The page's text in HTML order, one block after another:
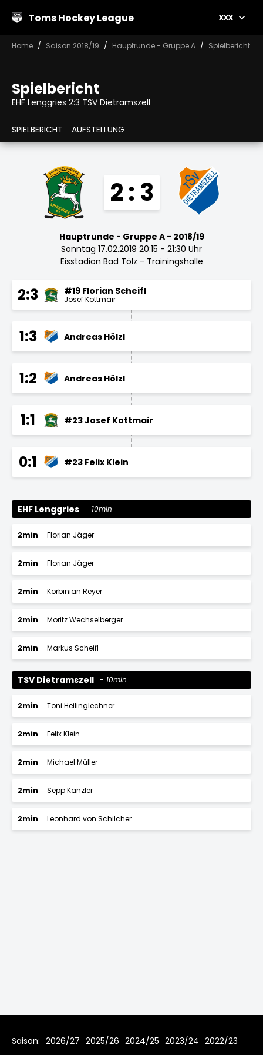
Toms Hockey League xxx
Home Saison 2018/19 Hauptrunde - Gruppe A Spielbericht
Spielbericht
EHF Lenggries 2:3 TSV Dietramszell
SPIELBERICHT AUFSTELLUNG
2 : 3
Hauptrunde - Gruppe A - 2018/19
Sonntag 17.02.2019 20:15 - 21:30 Uhr
Eisstadion Bad Tölz - Trainingshalle
2:3 #19 Florian Scheifl
Josef Kottmair
1:3 Andreas Hölzl
1:2 Andreas Hölzl
1:1 #23 Josef Kottmair
0:1 #23 Felix Klein
EHF Lenggries 10min
2min Florian Jäger
2min Florian Jäger
2min Korbinian Reyer
2min Moritz Wechselberger
2min Markus Scheifl
TSV Dietramszell 10min
2min Toni Heilinglechner
2min Felix Klein
2min Michael Müller
2min Sepp Kanzler
2min Leonhard von Schilcher
Saison: 2026/27 2025/26 2024/25 2023/24 2022/23